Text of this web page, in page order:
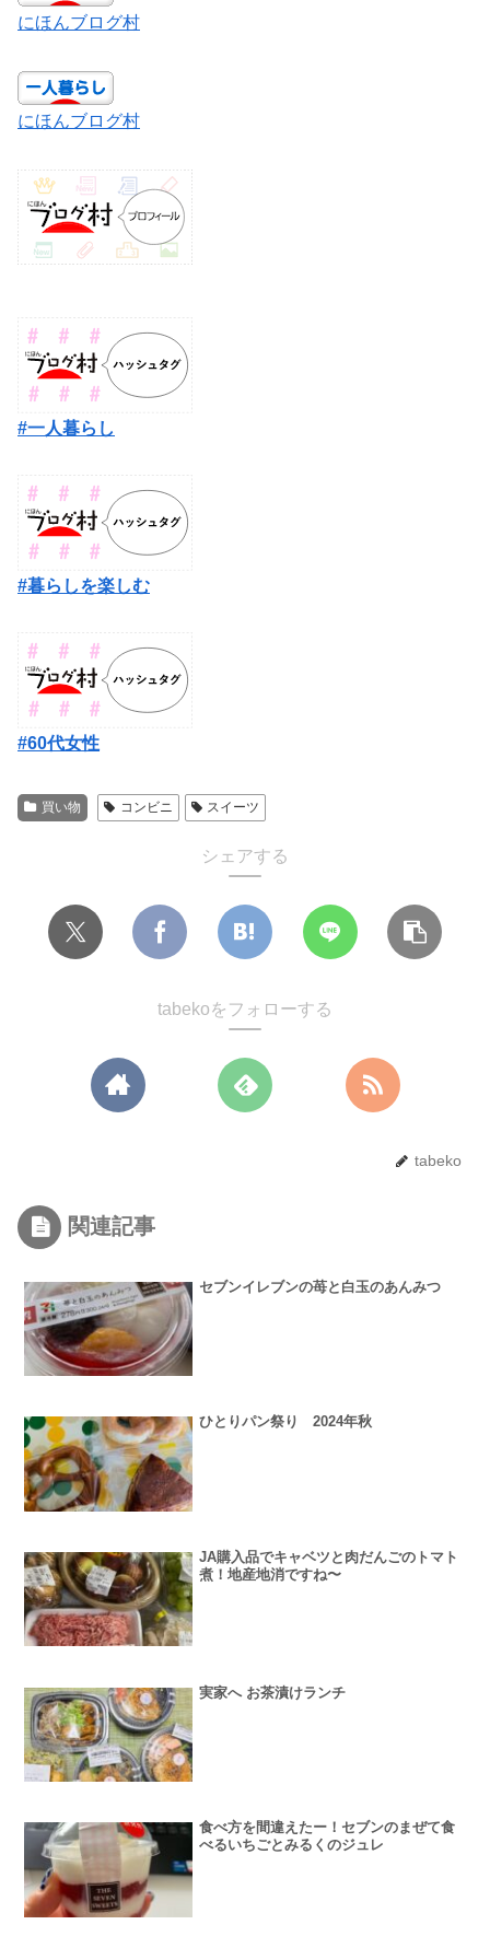
にほんブログ村
にほんブログ村
#一人暮らし
#暮らしを楽しむ
#60代女性
買い物 コンビニ スイーツ
シェアする
tabekoをフォローする
tabeko
関連記事
セブンイレブンの苺と白玉のあんみつ
ひとりパン祭り 2024年秋
JA購入品でキャベツと肉だんごのトマト
煮！地産地消ですね〜
実家へ お茶漬けランチ
食べ方を間違えたー！セブンのまぜて食
べるいちごとみるくのジュレ